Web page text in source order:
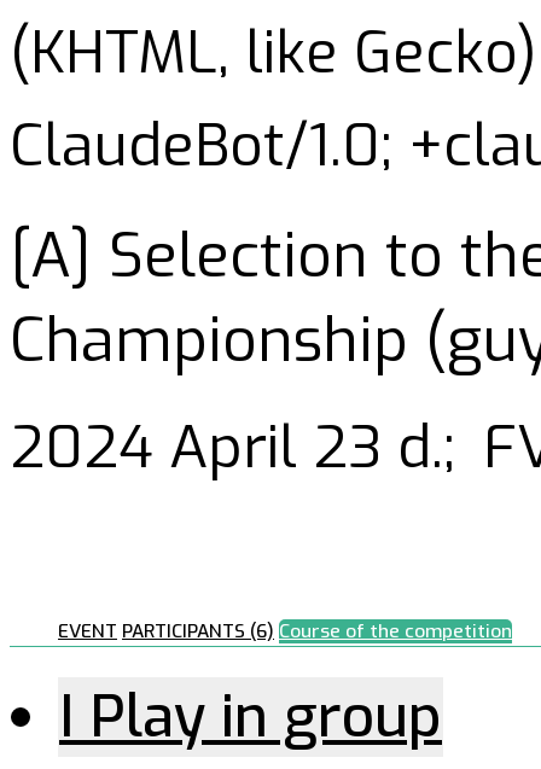
(KHTML, like
ClaudeBot/1.0;
[A] Selection to
Championship
2024 April 23 d.;
EVENT PARTICIPANTS (6) Course of the competition
I Play in group